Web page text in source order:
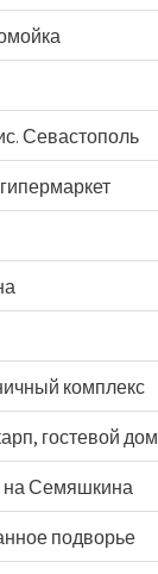
Севастополь
комплекс
гостевой дом
на Семяшкина
подворье